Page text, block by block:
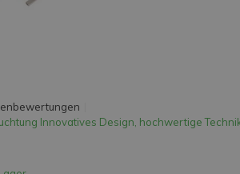
Innovatives Design, hochwertige